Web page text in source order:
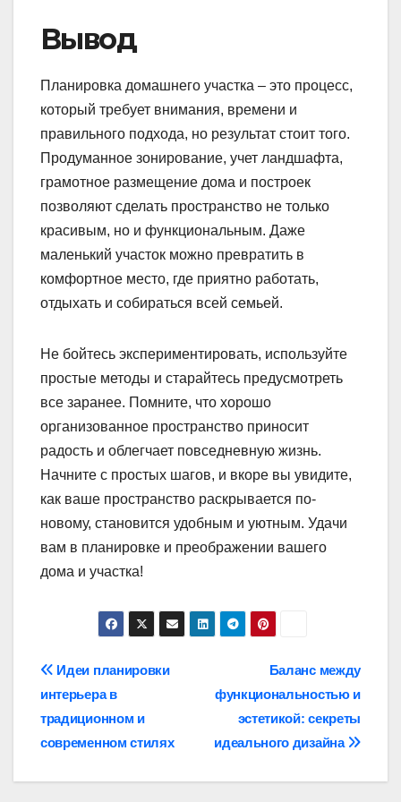
Вывод
Планировка домашнего участка – это процесс,
который требует внимания, времени и
правильного подхода, но результат стоит того.
Продуманное зонирование, учет ландшафта,
грамотное размещение дома и построек
позволяют сделать пространство не только
красивым, но и функциональным. Даже
маленький участок можно превратить в
комфортное место, где приятно работать,
отдыхать и собираться всей семьей.
Не бойтесь экспериментировать, используйте
простые методы и старайтесь предусмотреть
все заранее. Помните, что хорошо
организованное пространство приносит
радость и облегчает повседневную жизнь.
Начните с простых шагов, и вкоре вы увидите,
как ваше пространство раскрывается по-
новому, становится удобным и уютным. Удачи
вам в планировке и преображении вашего
дома и участка!
Навигация
по
записям
Баланс между
функциональностью и
эстетикой: секреты
идеального дизайна
Идеи планировки
интерьера в
традиционном и
современном стилях